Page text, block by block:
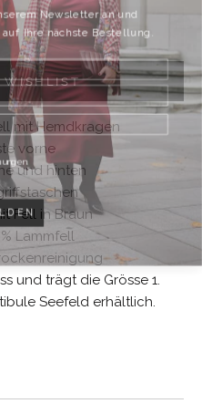
WISHLIST
mit Hemdkragen
vorne
und hinten
Fell in Braun
Lammfell
und trägt die Grösse 1.
Seefeld erhältlich.
Newsletter an und
Ihre nächste Bestellung.